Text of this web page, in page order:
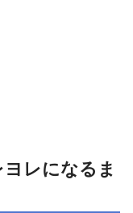
レになるま